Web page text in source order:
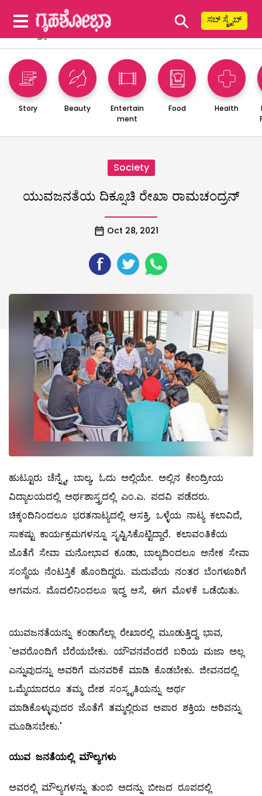
⚲ ಸಬ್ ಸ್ಕ್ರೈಬ್
Story Beauty
Entertain
ment
Food Health
Society
ಯುವಜನತೆಯ ದಿಕ್ಸೂಚಿ ರೇಖಾ ರಾಮಚಂದ್ರನ್
Oct 28, 2021
ಹುಟ್ಟೂರು ಚೆನ್ನೈ, ಬಾಲ್ಯ, ಓದು ಅಲ್ಲಿಯೇ. ಅಲ್ಲಿನ ಕೇಂದ್ರೀಯ
ವಿದ್ಯಾಲಯದಲ್ಲಿ ಅರ್ಥಶಾಸ್ತ್ರದಲ್ಲಿ ಎಂ.ಎ. ಪದವಿ ಪಡೆದರು.
ಚಿಕ್ಕಂದಿನಿಂದಲೂ ಭರತನಾಟ್ಯದಲ್ಲಿ ಆಸಕ್ತಿ, ಒಳ್ಳೆಯ ನಾಟ್ಯ ಕಲಾವಿದೆ,
ಸಾಕಷ್ಟು ಕಾರ್ಯಕ್ರಮಗಳನ್ನೂ ಸೃಷ್ಟಿಸಿಕೊಟ್ಟಿದ್ದಾರೆ. ಕಲಾವಂತಿಕೆಯ
ಜೊತೆಗೆ ಸೇವಾ ಮನೋಭಾವ ಕೂಡಾ, ಬಾಲ್ಯದಿಂದಲೂ ಅನೇಕ ಸೇವಾ
ಸಂಸ್ಥೆಯ ನೆಂಟಸ್ತಿಕೆ ಹೊಂದಿದ್ದರು. ಮದುವೆಯ ನಂತರ ಬೆಂಗಳೂರಿಗೆ
ಆಗಮನ. ಮೊದಲಿನಿಂದಲೂ ಇದ್ದ ಆಸೆ, ಈಗ ಮೊಳಕೆ ಒಡೆಯಿತು.
ಯುವಜನತೆಯನ್ನು ಕಂಡಾಗೆಲ್ಲಾ ರೇಖಾರಲ್ಲಿ ಮೂಡುತ್ತಿದ್ದ ಭಾವ,
`ಅವರೊಂದಿಗೆ ಬೆರೆಯಬೇಕು. ಯೌವನವೆಂದರೆ ಬರಿಯ ಮಜಾ ಅಲ್ಲ
ಎನ್ನುವುದನ್ನು ಅವರಿಗೆ ಮನವರಿಕೆ ಮಾಡಿ ಕೊಡಬೇಕು. ಜೀವನದಲ್ಲಿ
ಒಮ್ಮೆಯಾದರೂ ತಮ್ಮ ದೇಶ ಸಂಸ್ಕೃತಿಯನ್ನು ಅರ್ಥ
ಮಾಡಿಕೊಳ್ಳುವುದರ ಜೊತೆಗೆ ತಮ್ಮಲ್ಲಿರುವ ಅಪಾರ ಶಕ್ತಿಯ ಅರಿವನ್ನು
ಮೂಡಿಸಬೇಕು.'
ಯುವ ಜನತೆಯಲ್ಲಿ ಮೌಲ್ಯಗಳು
ಅವರಲ್ಲಿ ಮೌಲ್ಯಗಳನ್ನು ತುಂಬಿ ಅದನ್ನು ಬೀಜದ ರೂಪದಲ್ಲಿ